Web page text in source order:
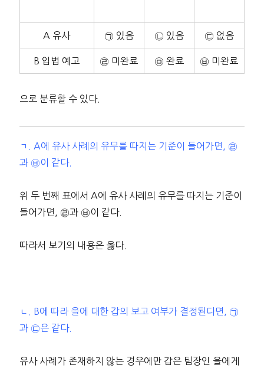
A 유사 ㉠ 있음 ㉡ 있음 ㉢ 없음
B 입법 예고 ㉣ 미완료 ㉤ 완료 ㉥ 미완료
으로 분류할 수 있다.
ㄱ. A에 유사 사례의 유무를 따지는 기준이 들어가면, ㉣
과 ㉥이 같다.
위 두 번째 표에서 A에 유사 사례의 유무를 따지는 기준이
들어가면, ㉣과 ㉥이 같다.
따라서 보기의 내용은 옳다.
ㄴ. B에 따라 을에 대한 갑의 보고 여부가 결정된다면, ㉠
과 ㉢은 같다.
유사 사례가 존재하지 않는 경우에만 갑은 팀장인 을에게